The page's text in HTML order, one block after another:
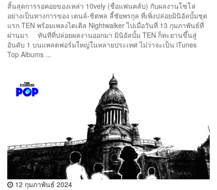
สิ้นสุดการรอคอยของเหล่า 10vely (ชื่อแฟนคลับ) กับผลงานโซโล่
อย่างเป็นทางการของ เตนล์-ชิตพล ลี้ชัยพรกุล ที่เพิ่งปล่อยมินิอัลบั้มชุด
แรก TEN พร้อมเพลงไตเติล Nightwalker ไปเมื่อวันที่ 13 กุมภาพันธ์ที่
ผ่านมา ทันทีที่ปล่อยผลงานออกมา มินิอัลบั้ม TEN ก็ทะยานขึ้นสู่
อันดับ 1 บนแพลตฟอร์มใหญ่ในหลายประเทศ ไม่ว่าจะเป็น iTunes
Top Albums ...
12 กุมภาพันธ์ 2024